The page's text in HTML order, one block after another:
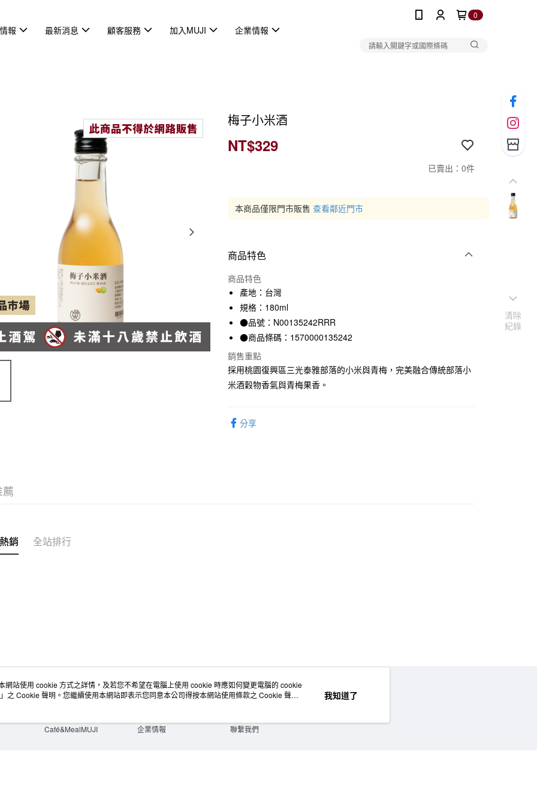
0
報 最新消息 顧客服務 加入MUJI 企業情報
梅子小米酒
NT$329
已賣出：0件
本商品僅限門市販售 查看鄰近門市
商品特色
商品特色
產地：台灣
規格：180ml
●品號：N00135242RRR
●商品條碼：1570000135242
銷售重點
採用桃園復興區三光泰雅部落的小米與青梅，完美融合傳統部落小
米酒穀物香氣與青梅果香。
分享
銷 全站排行
店舖情報
門市服務
Café&MealMUJI
空間改造企劃服務
大宗採購
企業情報
會員服務
人才招募
聯繫我們
清除
紀錄
網站使用 cookie 方式之詳情，及若您不希望在電腦上使用 cookie 時應如何變更電腦的 cookie
」之 Cookie 聲明。您繼續使用本網站即表示您同意本公司得按本網站使用條款之 Cookie 聲明
我知道了